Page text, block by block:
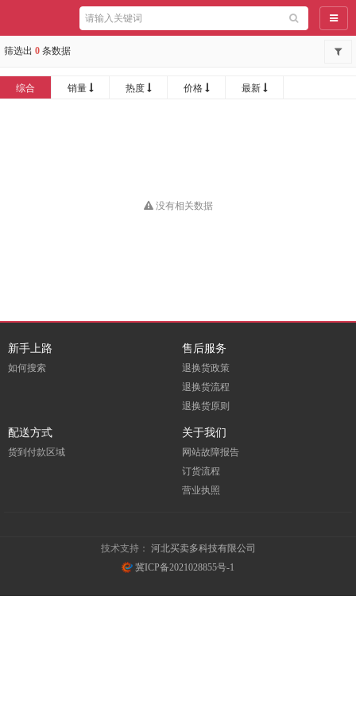
导航
筛选出 0 条数据
综合 销量 热度 价格 最新
没有相关数据
新手上路
如何搜索
售后服务
退换货政策
退换货流程
退换货原则
配送方式
货到付款区域
关于我们
网站故障报告
订货流程
营业执照
技术支持： 河北买卖多科技有限公司
冀ICP备2021028855号-1